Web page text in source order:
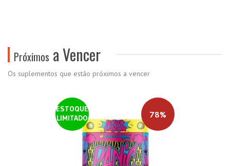
Próximos a Vencer
Os suplementos que estão próximos a vencer
ESTOQUE
LIMITADO
78%